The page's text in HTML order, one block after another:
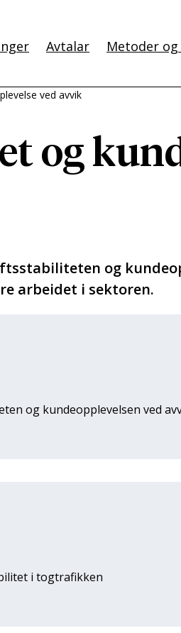
Avtalar Metoder
ved avvik
og
og
arbeidet i sektoren.
og kundeopplevelsen ved
i togtrafikken